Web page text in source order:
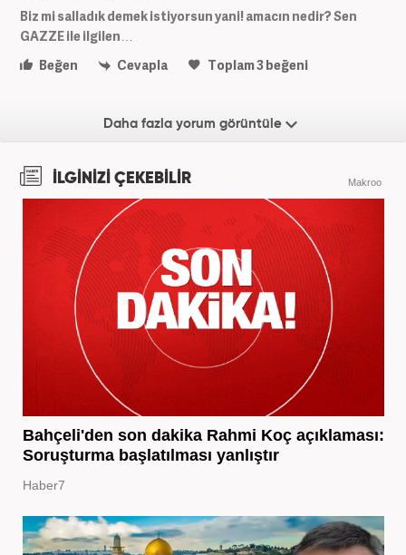
Biz mi salladık demek istiyorsun yani! amacın nedir? Sen
GAZZE ile ilgilen…
Beğen
Cevapla Toplam3beğeni
Daha fazla yorum görüntüle
İLGİNİZİ ÇEKEBİLİR Makroo
Bahçeli'den son dakika Rahmi Koç açıklaması:
Soruşturma başlatılması yanlıştır
Haber7